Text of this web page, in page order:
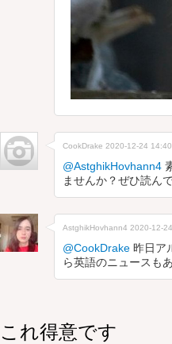
CookDrake 2020-12-24
@AstghikHovhann4
ませんか？ぜひ読ん
AstghikHovhann4 2020-12-
@CookDrake 昨日ア
ら英語のニュースも
これ得意です